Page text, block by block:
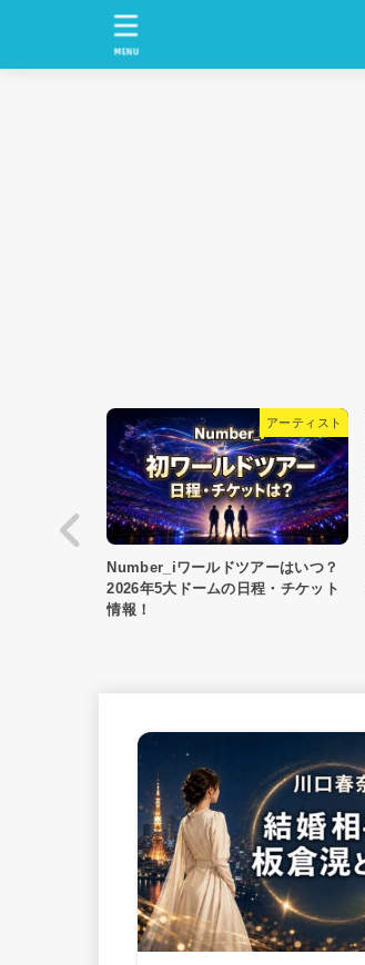
MENU
テレビドラマ
『VIVANT』イベント配信はある？
出演者11人・チケット情報！